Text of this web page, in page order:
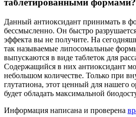
таблетированными формами?
Данный антиоксидант принимать в
бессмысленно. Он быстро
эффекта вы не получите. На
так называемые липосомальные
выпускаются в виде таблеток для
Содержащийся в них антиоксидант
небольшом количестве. Только при
глутатиона, этот ценный для нашего
будет обладать максимальной
Информация написана и проверена